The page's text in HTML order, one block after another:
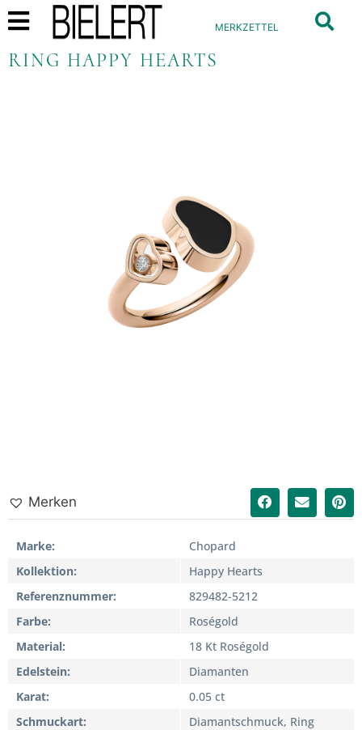
MERKZETTEL
RING HAPPY HEARTS
Merken
Marke
Chopard
Kollektion
Happy Hearts
Referenznummer
829482-5212
Farbe
Roségold
Material
18 Kt Roségold
Edelstein
Diamanten
Karat
0.05 ct
Schmuckart
Diamantschmuck, Ring